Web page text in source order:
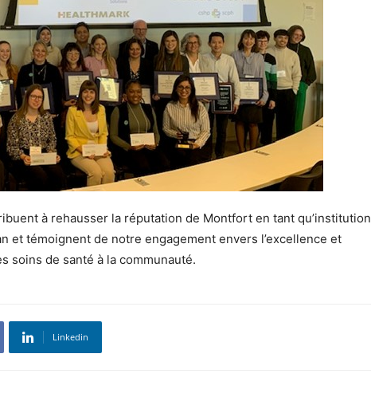
à rehausser la réputation de Montfort en tant qu’institution
et témoignent de notre engagement envers l’excellence et
soins de santé à la communauté.
Linkedin